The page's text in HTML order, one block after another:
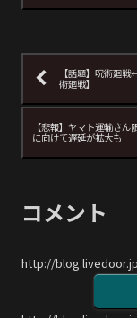
【話題】呪術廻
術廻戦】
【悲報】ヤマト運輸さ
に向けて遅延が拡大も
コメント
http://